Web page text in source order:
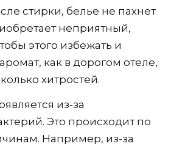
стирки, белье не пахнет
неприятный,
этого избежать и
как в дорогом отеле,
хитростей.
из-за
Это происходит по
Например, из-за